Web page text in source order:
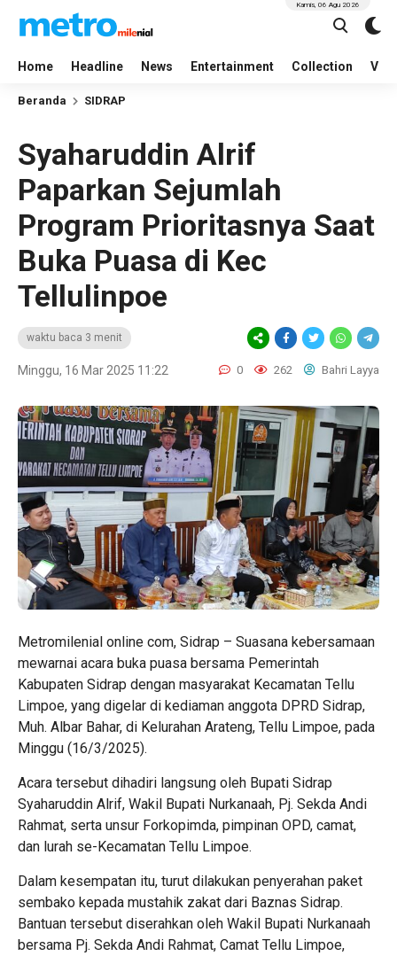
Home Headline News Entertainment Collection
Kamis, 06 Agu 2026
Beranda SIDRAP
Syaharuddin Alrif
Paparkan Sejumlah
Program Prioritasnya Saat
Buka Puasa di Kec
Tellulinpoe
waktu baca 3 menit
Minggu, 16 Mar 2025 11:22 0 262 Bahri Layya
Metromilenial online com, Sidrap – Suasana kebersamaan
mewarnai acara buka puasa bersama Pemerintah
Kabupaten Sidrap dengan masyarakat Kecamatan Tellu
Limpoe, yang digelar di kediaman anggota DPRD Sidrap,
Muh. Albar Bahar, di Kelurahan Arateng, Tellu Limpoe, pada
Minggu (16/3/2025).
Acara tersebut dihadiri langsung oleh Bupati Sidrap
Syaharuddin Alrif, Wakil Bupati Nurkanaah, Pj. Sekda Andi
Rahmat, serta unsur Forkopimda, pimpinan OPD, camat,
dan lurah se-Kecamatan Tellu Limpoe.
Dalam kesempatan itu, turut dilakukan penyerahan paket
sembako kepada mustahik zakat dari Baznas Sidrap.
Bantuan tersebut diserahkan oleh Wakil Bupati Nurkanaah
bersama Pj. Sekda Andi Rahmat, Camat Tellu Limpoe,